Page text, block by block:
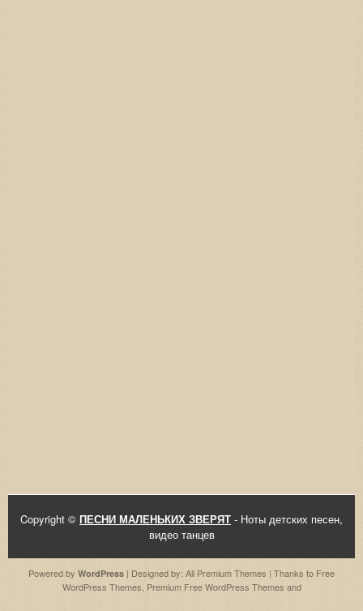
Copyright © ПЕСНИ МАЛЕНЬКИХ ЗВЕРЯТ - Ноты детских песен,
видео танцев
Powered by WordPress | Designed by: All Premium Themes | Thanks to Free
WordPress Themes, Premium Free WordPress Themes and